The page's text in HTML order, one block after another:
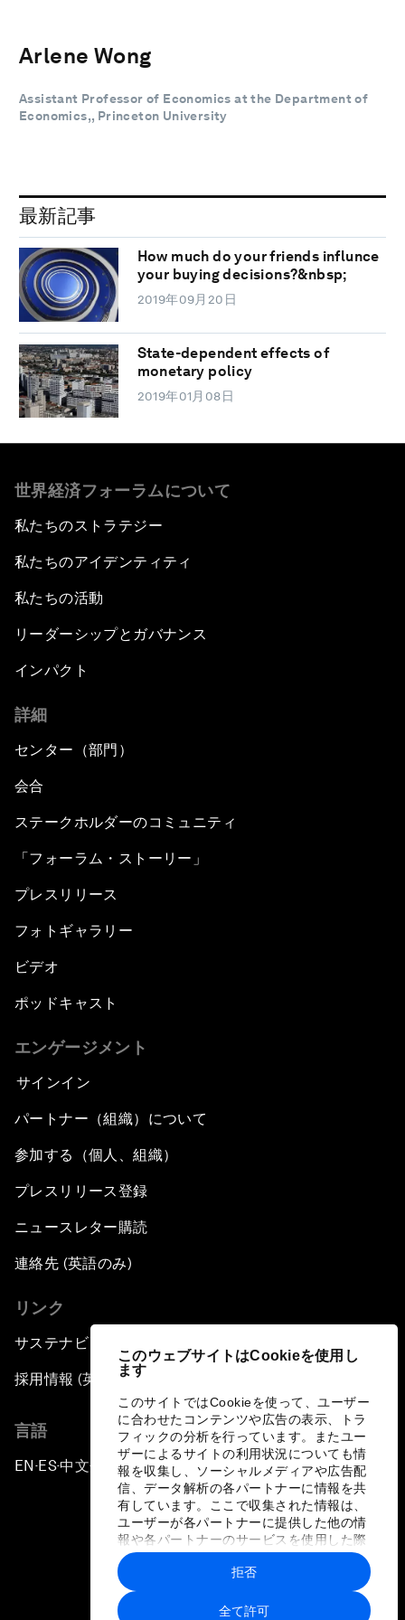
このウェブサイトはCookieを使用し
ます
このサイトではCookieを使って、ユーザー
に合わせたコンテンツや広告の表示、トラ
フィックの分析を行っています。またユー
ザーによるサイトの利用状況についても情
報を収集し、ソーシャルメディアや広告配
信、データ解析の各パートナーに情報を共
有しています。ここで収集された情報は、
ユーザーが各パートナーに提供した他の情
報や各パートナーのサービスを使用した際
に収集された情報と組み合わされ、各パー
トナーによって使用されることがありま
す。
全て許可
拒否
Arlene Wong
Assistant Professor of Economics at the Department of
Economics,, Princeton University
最新記事
How much do your friends influnce
your buying decisions?&nbsp;
2019年09月20日
State-dependent effects of
monetary policy
2019年01月08日
世界経済フォーラムについて
私たちのストラテジー
私たちのアイデンティティ
私たちの活動
リーダーシップとガバナンス
インパクト
詳細
センター（部門）
会合
ステークホルダーのコミュニティ
「フォーラム・ストーリー」
プレスリリース
フォトギャラリー
ビデオ
ポッドキャスト
エンゲージメント
サインイン
パートナー（組織）について
参加する（個人、組織）
プレスリリース登録
ニュースレター購読
連絡先 (英語のみ)
リンク
サステナビリティへの取り組み
採用情報 (英語のみ)
言語
EN ▪ES▪中文▪ 日本語
プライバシーポリシーと利用規約